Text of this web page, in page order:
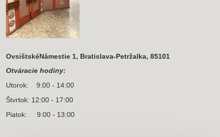
OvsištskéNámestie 1, Bratislava-Petržalka, 85101
Otváracie hodiny:
Utorok: 9:00 - 14:00
Štvrtok: 12:00 - 17:00
Piatok: 9:00 - 13:00